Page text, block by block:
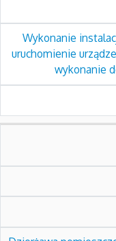
Wykonanie
uruchomienie
wykonanie